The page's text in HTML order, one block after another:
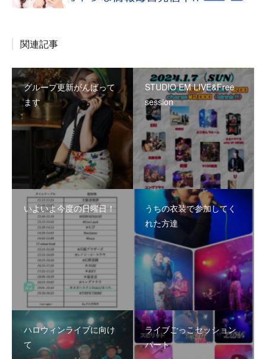
関連記事
グループ更新がんばって
ます
STUDIO EM LIVE&Free
session
いよいよ今度の日曜日！
うちの衣装で参加してく
れた方達
ハロウィンライブに向け
て
ライブごっこセッション
パート